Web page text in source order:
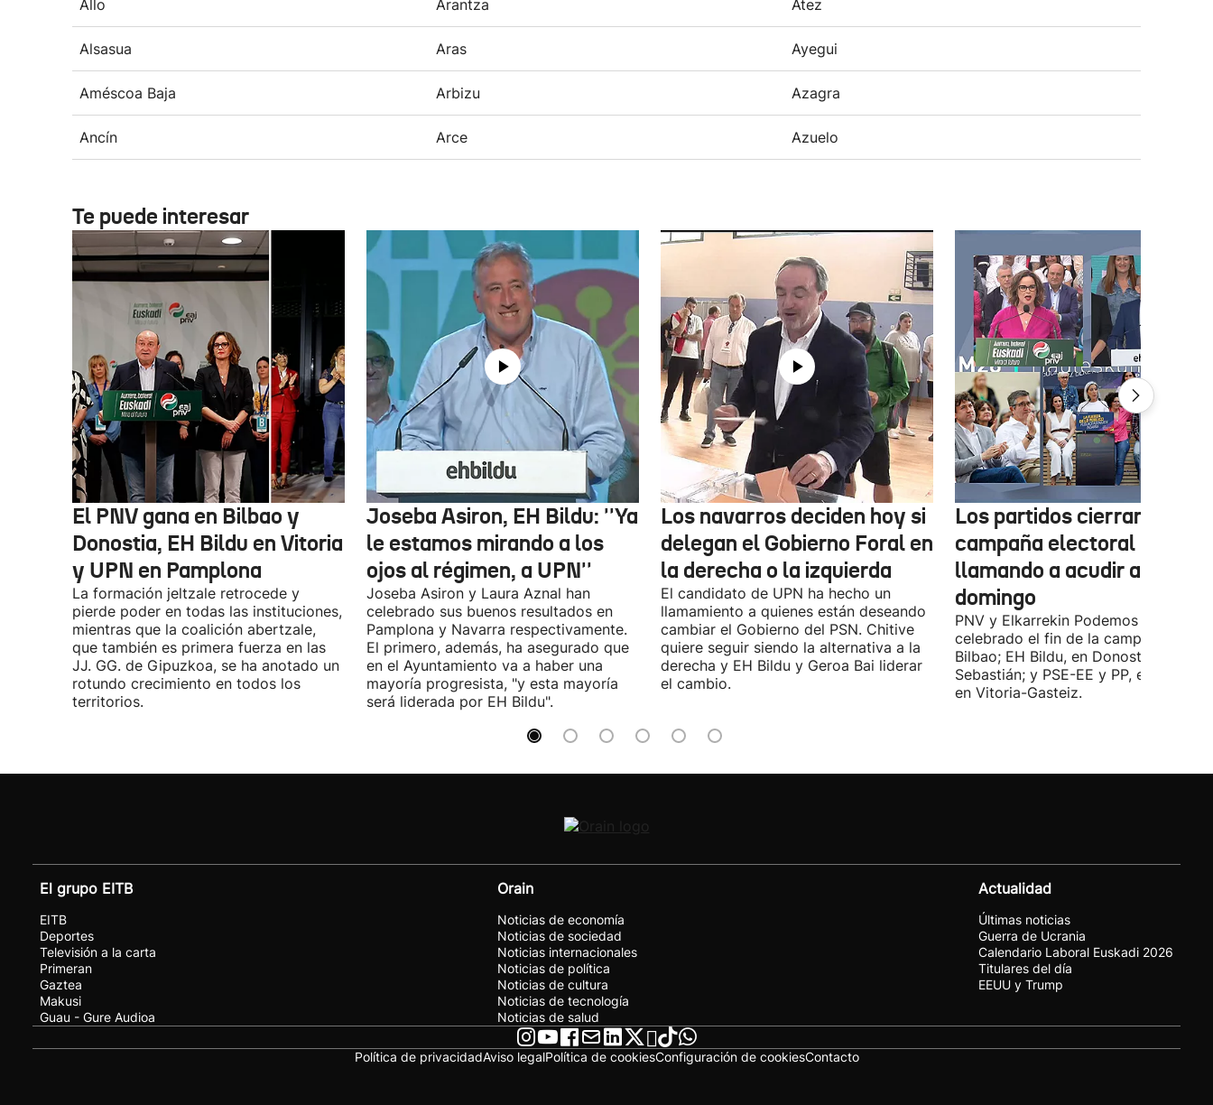
Allo Arantza Atez
Alsasua Aras Ayegui
Améscoa Baja Arbizu Azagra
Ancín Arce Azuelo
Te puede interesar
El PNV gana en Bilbao y
Donostia, EH Bildu en Vitoria
y UPN en Pamplona
La formación jeltzale retrocede y
pierde poder en todas las instituciones,
mientras que la coalición abertzale,
que también es primera fuerza en las
JJ. GG. de Gipuzkoa, se ha anotado un
rotundo crecimiento en todos los
territorios.
Joseba Asiron, EH Bildu: ''Ya
le estamos mirando a los
ojos al régimen, a UPN''
Joseba Asiron y Laura Aznal han
celebrado sus buenos resultados en
Pamplona y Navarra respectivamente.
El primero, además, ha asegurado que
en el Ayuntamiento va a haber una
mayoría progresista, "y esta mayoría
será liderada por EH Bildu".
Los navarros deciden hoy si
delegan el Gobierno Foral en
la derecha o la izquierda
El candidato de UPN ha hecho un
llamamiento a quienes están deseando
cambiar el Gobierno del PSN. Chitive
quiere seguir siendo la alternativa a la
derecha y EH Bildu y Geroa Bai liderar
el cambio.
Los partidos cierran la
campaña electoral
llamando a acudir a votar
domingo
PNV y Elkarrekin Podemos han
celebrado el fin de la campaña en
Bilbao; EH Bildu, en Donostia-San
Sebastián; y PSE-EE y PP, en cambio,
en Vitoria-Gasteiz.
El grupo EITB
EITB
Deportes
Televisión a la carta
Primeran
Gaztea
Makusi
Guau - Gure Audioa
Orain
Noticias de economía
Noticias de sociedad
Noticias internacionales
Noticias de política
Noticias de cultura
Noticias de tecnología
Noticias de salud
Actualidad
Últimas noticias
Guerra de Ucrania
Calendario Laboral Euskadi 2026
Titulares del día
EEUU y Trump
Política de privacidadAviso legalPolítica de cookiesConfiguración de cookiesContacto